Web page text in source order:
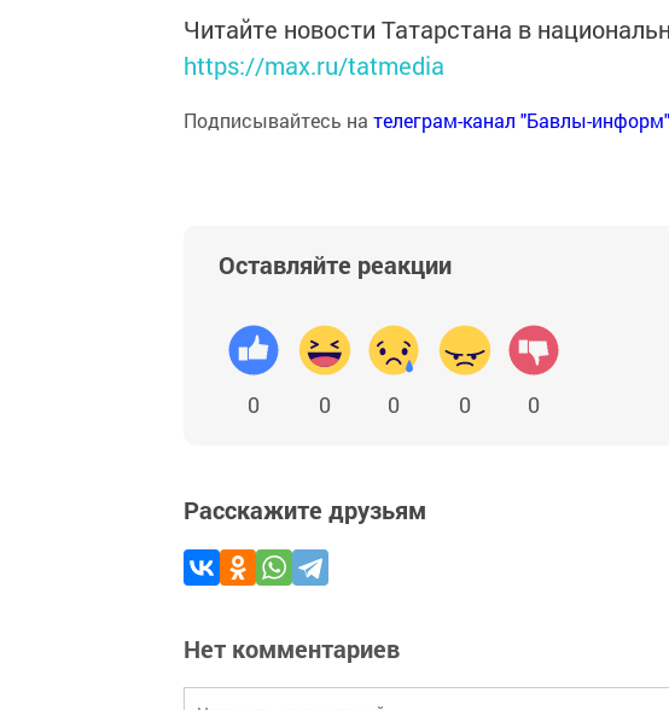
Читайте новости Татарстана в
https://max.ru/tatmedia
Подписывайтесь на телеграм-канал "Бавлы-информ"
Оставляйте реакции
0 0 0 0 0
Расскажите друзьям
Нет комментариев